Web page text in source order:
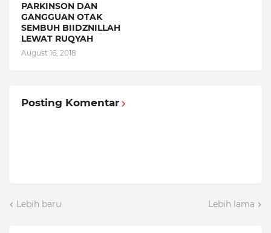
PARKINSON DAN
GANGGUAN OTAK
SEMBUH BIIDZNILLAH
LEWAT RUQYAH
August 16, 2018
Posting Komentar
Lebih baru Lebih lama